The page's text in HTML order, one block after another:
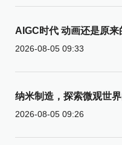
AIGC时代 动画还是原来
2026-08-05 09:33
纳米制造，探索微观世
2026-08-05 09:26